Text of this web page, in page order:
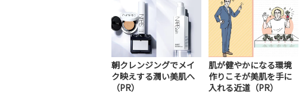
朝クレンジングでメイ
ク映えする潤い美肌へ
（PR）
肌が健やかになる環境
作りこそが美肌を手に
入れる近道（PR）